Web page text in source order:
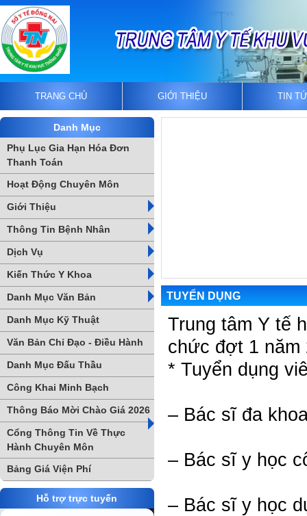
TRANG CHỦ GIỚI THIỆU TIN
TUYỂN DỤNG
Trung tâm Y tế
chức đợt 1 năm
* Tuyển dụng
– Bác sĩ đa
– Bác sĩ y học
– Bác sĩ y học
Danh Mục
Phụ Lục Gia Hạn Hóa Đơn
Thanh Toán
Hoạt Động Chuyên Môn
Giới Thiệu
Thông Tin Bệnh Nhân
Dịch Vụ
Kiến Thức Y Khoa
Danh Mục Văn Bản
Danh Mục Kỹ Thuật
Văn Bản Chỉ Đạo - Điều Hành
Danh Mục Đấu Thầu
Công Khai Minh Bạch
Thông Báo Mời Chào Giá 2026
Cổng Thông Tin Về Thực
Hành Chuyên Môn
Bảng Giá Viện Phí
Hỗ trợ trực tuyến